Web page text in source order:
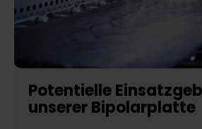
Potentielle
unserer Bipolarplatte